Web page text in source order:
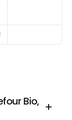
Bio,